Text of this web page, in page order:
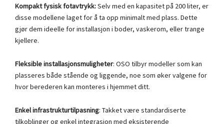
Kompakt fysisk fotavtrykk:Selv med en kapasitet på 200 liter, er
disse modellene laget for å ta opp minimalt med plass. Dette
gjør dem ideelle for installasjon i boder, vaskerom, eller trange
kjellere.
Fleksible installasjonsmuligheter: OSO tilbyr modeller som kan
plasseres både stående og liggende, noe som øker valgene for
hvor berederen kan monteres i hjemmet ditt.
Enkel infrastrukturtilpasning: Takket være standardiserte
tilkoblinger og enkel integrasjon med eksisterende